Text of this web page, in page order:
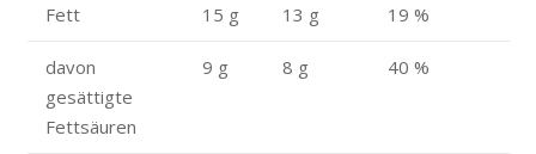
Fett 15 g 13 g 19 %
davon
gesättigte
Fettsäuren
9 g 8 g 40 %